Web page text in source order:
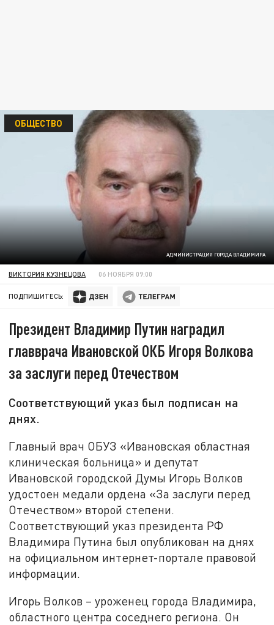
АДМИНИСТРАЦИЯ ГОРОДА ВЛАДИМИРА
ОБЩЕСТВО
ВИКТОРИЯ КУЗНЕЦОВА 06 НОЯБРЯ 09:00
ПОДПИШИТЕСЬ:
Президент Владимир Путин наградил
главврача Ивановской ОКБ Игоря Волкова
за заслуги перед Отечеством
Соответствующий указ был подписан на
днях.
Главный врач ОБУЗ «Ивановская областная
клиническая больница» и депутат
Ивановской городской Думы Игорь Волков
удостоен медали ордена «За заслуги перед
Отечеством» второй степени.
Соответствующий указ президента РФ
Владимира Путина был опубликован на днях
на официальном интернет-портале правовой
информации.
Игорь Волков – уроженец города Владимира,
областного центра соседнего региона. Он